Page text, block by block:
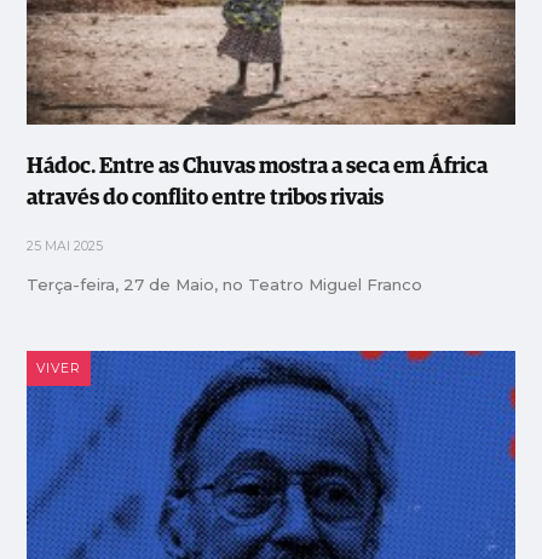
Hádoc. Entre as Chuvas mostra a seca em África
através do conflito entre tribos rivais
25 MAI 2025
Terça-feira, 27 de Maio, no Teatro Miguel Franco
VIVER